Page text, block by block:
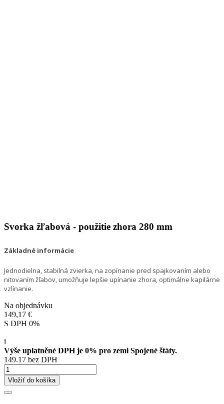
Svorka žľabová - použitie zhora 280 mm
Základné informácie
Jednodielna, stabilná zvierka, na zopínanie pred spajkovaním alebo
nitovaním žľabov, umožňuje lepšie upínanie zhora, optimálne kapilárne
vzlínanie.
Na objednávku
149,17 €
S DPH 0%
i
Výše uplatněné DPH je 0% pro zemi Spojené štáty.
149.17 bez DPH
Vložiť do košíka